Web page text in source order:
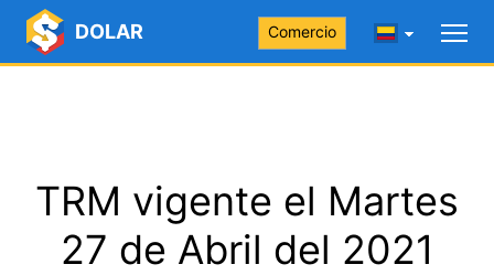
DOLAR Comercio
TRM vigente el Martes
27 de Abril del 2021